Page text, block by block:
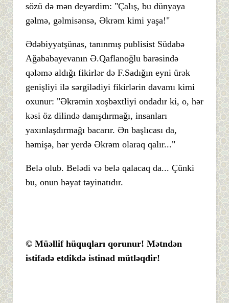
sözü də mən deyərdim: "Çalış, bu dünyaya
gəlmə, gəlmisənsə, Əkrəm kimi yaşa!"
Ədəbiyyatşünas, tanınmış publisist Südabə
Ağababayevanın Ə.Qaflanoğlu barəsində
qələmə aldığı fikirlər də F.Sadığın eyni ürək
genişliyi ilə sərgilədiyi fikirlərin davamı kimi
oxunur: "Əkrəmin xoşbəxtliyi ondadır ki, o, hər
kəsi öz dilində danışdırmağı, insanları
yaxınlaşdırmağı bacarır. Ən başlıcası da,
həmişə, hər yerdə Əkrəm olaraq qalır..."
Belə olub. Belədi və belə qalacaq da... Çünki
bu, onun həyat təyinatıdır.
© Müəllif hüquqları qorunur! Mətndən
istifadə etdikdə istinad mütləqdir!